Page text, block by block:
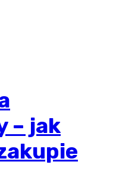
– jak